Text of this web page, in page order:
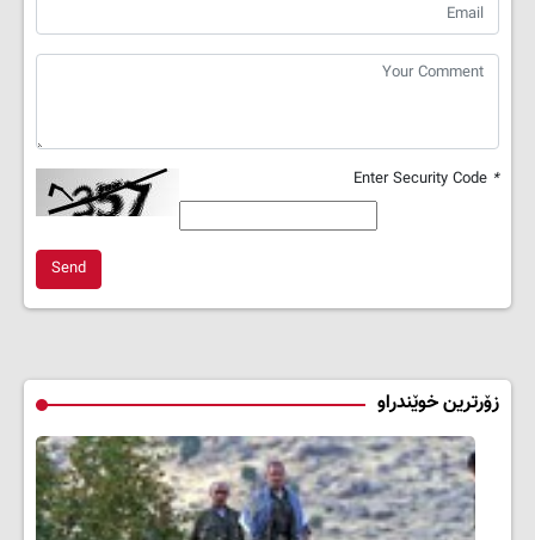
*
Send
زۆرترین خوێندراو